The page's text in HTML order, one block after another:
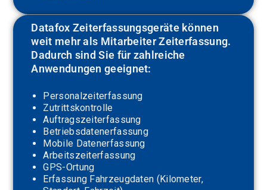
Datafox Zeiterfassungsgeräte können
weit mehr als Mitarbeiter Zeiterfassung.
Dadurch sind Sie für zahlreiche
Anwendungen geeignet:
Personalzeiterfassung
Zutrittskontrolle
Auftragszeiterfassung
Betriebsdatenerfassung
Mobile Datenerfassung
Arbeitszeiterfassung
GPS-Ortung
Erfassung Fahrzeugdaten (Kilometer,